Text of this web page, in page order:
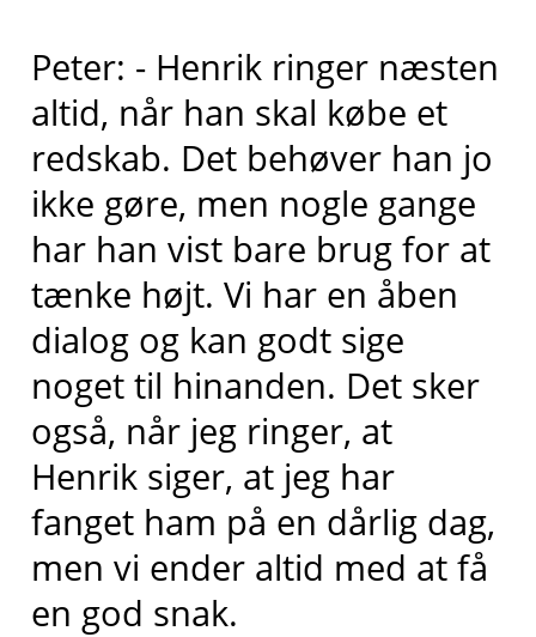
Peter: - Henrik ringer næsten
altid, når han skal købe et
redskab. Det behøver han jo
ikke gøre, men nogle gange
har han vist bare brug for at
tænke højt. Vi har en åben
dialog og kan godt sige
noget til hinanden. Det sker
også, når jeg ringer, at
Henrik siger, at jeg har
fanget ham på en dårlig dag,
men vi ender altid med at få
en god snak.